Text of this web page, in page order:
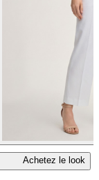
Achetez le look